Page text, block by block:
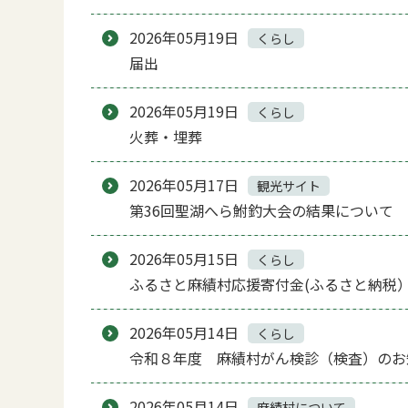
2026年05月19日 くらし
届出
2026年05月19日 くらし
火葬・埋葬
2026年05月17日 観光サイト
第36回聖湖へら鮒釣大会の結果について
2026年05月15日 くらし
ふるさと麻績村応援寄付金(ふるさと納税）
2026年05月14日 くらし
令和８年度 麻績村がん検診（検査）の